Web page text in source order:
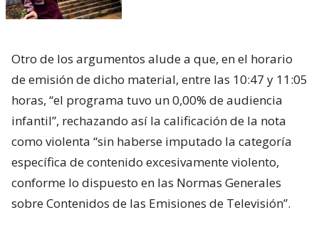
Otro de los argumentos alude a que, en el horario
de emisión de dicho material, entre las 10:47 y 11:05
horas, “el programa tuvo un 0,00% de audiencia
infantil”, rechazando así la calificación de la nota
como violenta “sin haberse imputado la categoría
específica de contenido excesivamente violento,
conforme lo dispuesto en las Normas Generales
sobre Contenidos de las Emisiones de Televisión”.